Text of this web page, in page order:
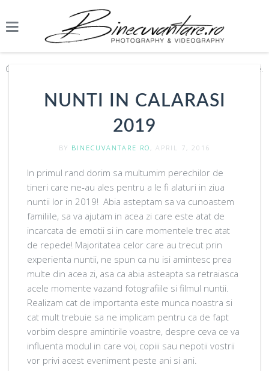
NUNTI IN CALARASI
2019
BY BINECUVANTARE RO , APRIL 7, 2016
In primul rand dorim sa multumim perechilor de
tineri care ne-au ales pentru a le fi alaturi in ziua
nuntii lor in 2019! Abia asteptam sa va cunoastem
familiile, sa va ajutam in acea zi care este atat de
incarcata de emotii si in care momentele trec atat
de repede! Majoritatea celor care au trecut prin
experienta nuntii, ne spun ca nu isi amintesc prea
multe din acea zi, asa ca abia asteapta sa retraiasca
acele momente vazand fotografiile si filmul nuntii.
Realizam cat de importanta este munca noastra si
cat mult trebuie sa ne implicam pentru ca de fapt
vorbim despre amintirile voastre, despre ceva ce va
influenta modul in care voi, copiii sau nepotii vostrii
vor privi acest eveniment peste ani si ani.
Copyright ©2026 Binecuvantare.ro. Toate drepturile rezervate.